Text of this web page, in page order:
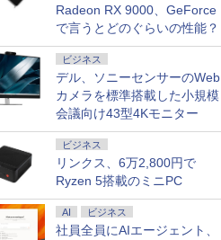
Radeon RX 9000、GeForce
で言うとどのぐらいの性能？
ビジネス
デル、ソニーセンサーのWeb
カメラを標準搭載した小規模
会議向け43型4Kモニター
ビジネス
リンクス、6万2,800円で
Ryzen 5搭載のミニPC
AI ビジネス
社員全員にAIエージェント、